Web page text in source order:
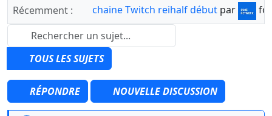
Récemment :
chaine Twitch reihalf début par
TOUS LES SUJETS
RÉPONDRE NOUVELLE DISCUSSION